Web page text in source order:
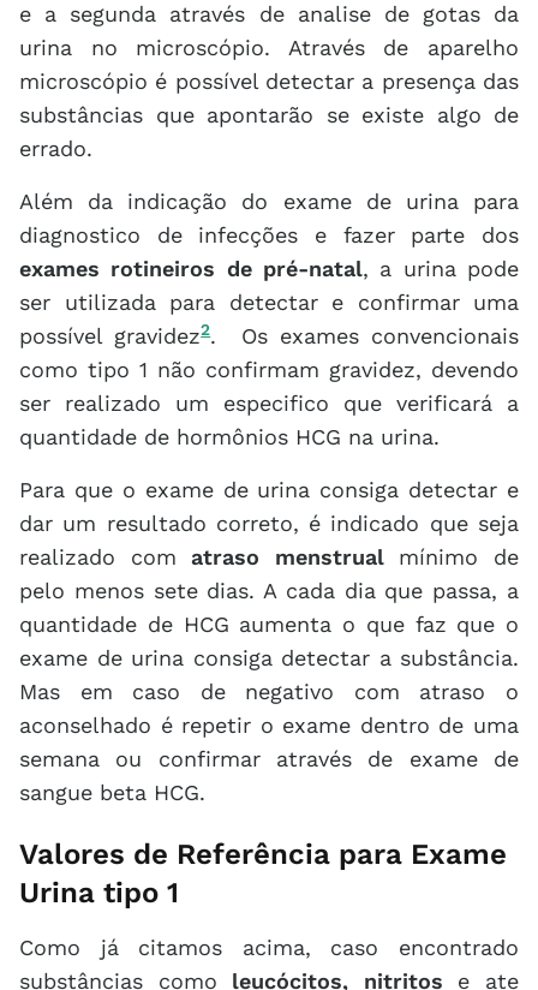
e a segunda através de analise de gotas da
urina no microscópio. Através de aparelho
microscópio é possível detectar a presença das
substâncias que apontarão se existe algo de
errado.
Além da indicação do exame de urina para
diagnostico de infecções e fazer parte dos
exames rotineiros de pré-natal, a urina pode
ser utilizada para detectar e confirmar uma
possível gravidez2. Os exames convencionais
como tipo 1 não confirmam gravidez, devendo
ser realizado um especifico que verificará a
quantidade de hormônios HCG na urina.
Para que o exame de urina consiga detectar e
dar um resultado correto, é indicado que seja
realizado comatraso menstrualmínimo de
pelo menos sete dias. A cada dia que passa, a
quantidade de HCG aumenta o que faz que o
exame de urina consiga detectar a substância.
Mas em caso de negativo com atraso o
aconselhado é repetir o exame dentro de uma
semana ou confirmar através de exame de
sangue beta HCG.
Valores de Referência para Exame
Urina tipo 1
Como já citamos acima, caso encontrado
substâncias como leucócitos, nitritos e ate